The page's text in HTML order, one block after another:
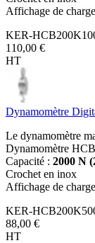
Affichage de
KER-
110,00 €
HT
Dynamomètre
Le dynamomètre
Dynamomètre
Capacité : 2000 N
Crochet en inox
Affichage de
KER-
88,00 €
HT